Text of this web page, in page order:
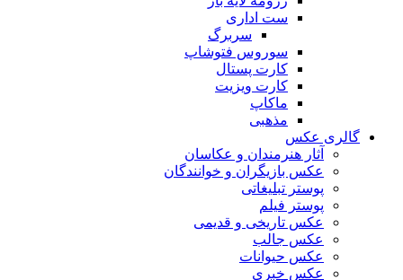
ست اداری
سربرگ
سوروس فتوشاپ
کارت پستال
کارت ویزیت
ماکاپ
مذهبی
گالری عکس
آثار هنرمندان و عکاسان
عکس بازیگران و خوانندگان
پوستر تبلیغاتی
پوستر فیلم
عکس تاریخی و قدیمی
عکس جالب
عکس حیوانات
عکس خبری